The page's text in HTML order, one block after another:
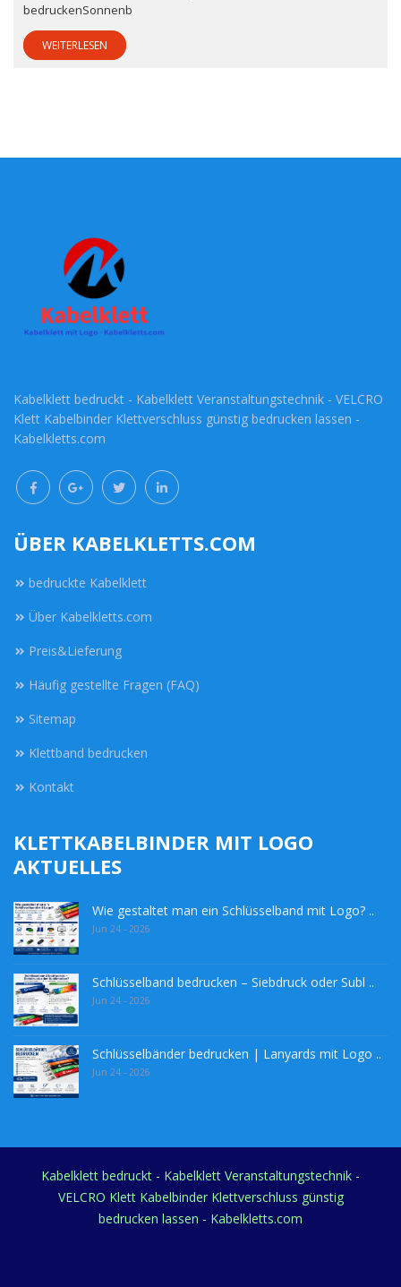
bedruckenSonnenb
WEITERLESEN
Kabelklett bedruckt - Kabelklett Veranstaltungstechnik - VELCRO
Klett Kabelbinder Klettverschluss günstig bedrucken lassen -
Kabelkletts.com
ÜBER KABELKLETTS.COM
bedruckte Kabelklett
Über Kabelkletts.com
Preis&Lieferung
Häufig gestellte Fragen (FAQ)
Sitemap
Klettband bedrucken
Kontakt
KLETTKABELBINDER MIT LOGO
AKTUELLES
Wie gestaltet man ein Schlüsselband mit Logo? ..
Jun 24 - 2026
Schlüsselband bedrucken – Siebdruck oder Subl ..
Jun 24 - 2026
Schlüsselbänder bedrucken | Lanyards mit Logo ..
Jun 24 - 2026
Kabelklett bedruckt - Kabelklett Veranstaltungstechnik -
VELCRO Klett Kabelbinder Klettverschluss günstig
bedrucken lassen - Kabelkletts.com